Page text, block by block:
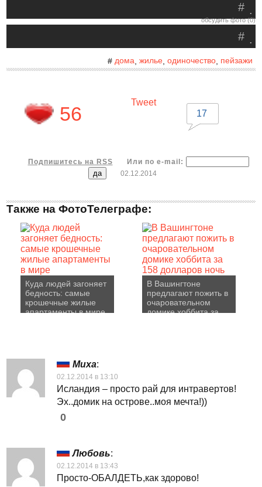
.
#
обсудить фото (0)
.
#
# дома, жилье, одиночество, пейзажи
56
Tweet
17
Подпишитесь на RSS
Или по e-mail:
02.12.2014
Также на ФотоТелеграфе:
Куда людей загоняет
бедность: самые
крошечные жилые
апартаменты в мире
В Вашингтоне
предлагают пожить в
очаровательном
домике хоббита за
Миха:
02.12.2014 в 13:10
Исландия – просто рай для интравертов!
Эх..домик на острове..моя мечта!))
0
Любовь:
02.12.2014 в 13:43
Просто-ОБАЛДЕТЬ,как здорово!